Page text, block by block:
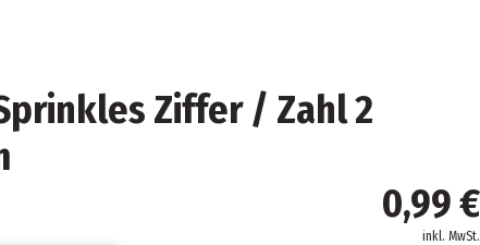
Ziffer / Zahl 2
0,99 €
inkl. MwSt.